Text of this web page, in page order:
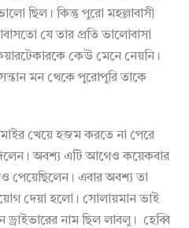
ছিল। কিন্তু পুরো মহল্লাবাসী
যে তার প্রতি ভালোবাসা
কেউ মেনে নেয়নি।
মন থেকে পুরোপুরি তাকে
খেয়ে হজম করতে না পেরে
অবশ্য এটি আগেও কয়েকবার
পেয়েছিলেন। এবার অবশ্য তা
দেয়া হলো। সোলায়মান ভাই
নাম ছিল লাবলু। হেব্বি